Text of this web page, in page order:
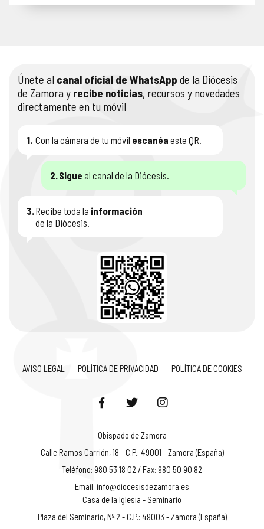
Únete al canal oficial de WhatsApp de la Diócesis
de Zamora y recibe noticias, recursos y novedades
directamente en tu móvil
1. Con la cámara de tu móvil escanéa este QR.
2.Sigue al canal de la Diócesis.
3.Recibe toda la información
de la Diócesis.
AVISO LEGAL POLÍTICA DE PRIVACIDAD POLÍTICA DE COOKIES
Obispado de Zamora
Calle Ramos Carrión, 18 - C.P.: 49001 - Zamora (España)
Teléfono: 980 53 18 02 / Fax: 980 50 90 82
Email: info@diocesisdezamora.es
Casa de la Iglesia - Seminario
Plaza del Seminario, Nº 2 - C.P.: 49003 - Zamora (España)